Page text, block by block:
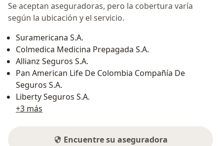
Se aceptan aseguradoras, pero la cobertura varía
según la ubicación y el servicio.
Suramericana S.A.
Colmedica Medicina Prepagada S.A.
Allianz Seguros S.A.
Pan American Life De Colombia Compañía De
Seguros S.A.
Liberty Seguros S.A.
+3 más
Encuentre su aseguradora